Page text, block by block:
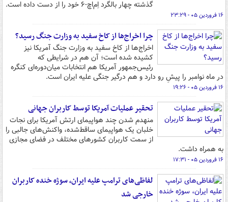
گذشته چهار بالگرد اِم‌اچ-۶ خود را از دست داده است.
۱۶ فروردین ۰۵ - ۲۳:۲۹
چرا اخراج‌ها از کاخ سفید به وزارت جنگ رسید؟
اخراج‌ها از کاخ سفید به وزارت جنگ آمریکا نیز
کشیده شده است؛ آن هم در شرایطی که
رئیس‌جمهور آمریکا هم انتخابات میان‌دوره‌ای کنگره
در ماه نوامبر را پیشِ رو دارد و هم درگیر جنگی علیه ایران است.
۱۶ فروردین ۰۵ - ۱۹:۲۶
تحقیر عملیات آمریکا توسط کاربران جهانی
منهدم شدن چند هواپیمای ارتش آمریکا برای نجات
خلبان یک هواپیمای ساقط‌شده، واکنش‌های جالبی را
از سمت کاربران کشورهای مختلف در فضای مجازی
به همراه داشت.
۱۶ فروردین ۰۵ - ۱۷:۳۱
لفاظی‌های ترامپ علیه ایران، سوژه خنده کاربران
خارجی شد